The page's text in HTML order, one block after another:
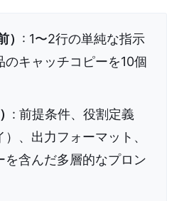
: 1〜2行の単純な指示
のキャッチコピーを10個
: 前提条件、役割定義
）、出力フォーマット、
を含んだ多層的なプロン